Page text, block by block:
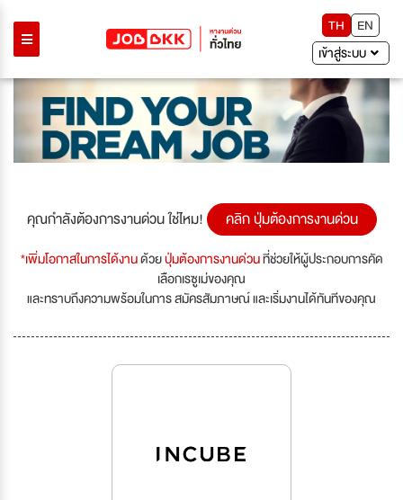
TH
EN
เข้าสู่ระบบ
คุณกำลังต้องการงานด่วน ใช่ไหม! คลิก ปุ่มต้องการงานด่วน
*เพิ่มโอกาสในการได้งานด้วยปุ่มต้องการงานด่วนที่ช่วยให้ผู้ประกอบการคัด
เลือกเรซูเม่ของคุณ
และทราบถึงความพร้อมในการ สมัครสัมภาษณ์ และเริ่มงานได้ทันทีของคุณ